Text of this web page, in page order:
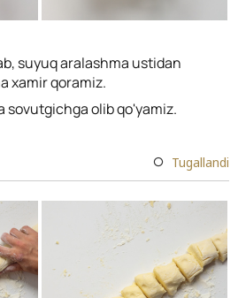
suyuq aralashma ustidan
xamir qoramiz.
sovutgichga olib qo'yamiz.
Tugallandi